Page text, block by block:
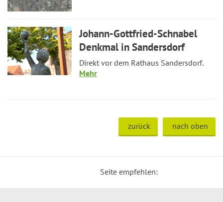
Johann-Gottfried-Schnabel
Denkmal in Sandersdorf
Direkt vor dem Rathaus Sandersdorf.
Mehr
zurück nach oben
Seite empfehlen: